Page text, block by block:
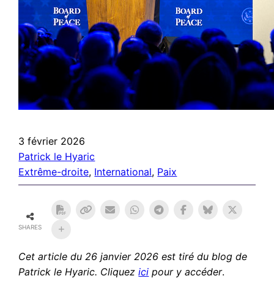
3 février 2026
Patrick le Hyaric
Extrême-droite, International, Paix
SHARES
Cet article du 26 janvier 2026 est tiré du blog de
Patrick le Hyaric. Cliquezici pour y accéder.